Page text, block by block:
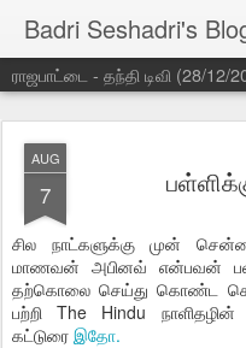
Badri Seshadri's
ராஜபாட்டை - தந்தி டிவி (28/12/
AUG
7
சில நாட்களுக்கு முன்
மாணவன் அபினவ் என்பவன்
தற்கொலை செய்து கொண்ட
பற்றி The Hindu
கட்டுரை இதோ.